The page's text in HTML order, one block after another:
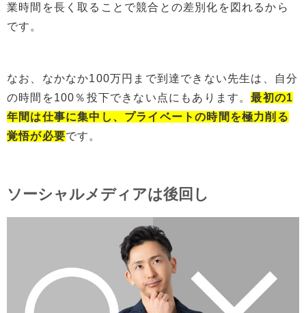
業時間を長く取ることで競合との差別化を図れるから
です。
なお、なかなか100万円まで到達できない先生は、自分
の時間を100％投下できない点にもあります。最初の1
年間は仕事に集中し、プライベートの時間を極力削る
覚悟が必要です。
ソーシャルメディアは後回し